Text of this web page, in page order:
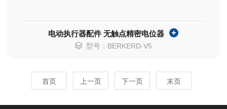
电动执行器配件 无触点精密电位器
型号：BERKERD-V5
首页 上一页 下一页 末页